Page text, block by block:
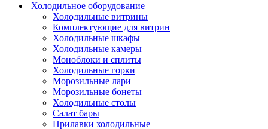
Холодильное оборудование
Холодильные витрины
Комплектующие для витрин
Холодильные шкафы
Холодильные камеры
Моноблоки и сплиты
Холодильные горки
Морозильные лари
Морозильные бонеты
Холодильные столы
Салат бары
Прилавки холодильные